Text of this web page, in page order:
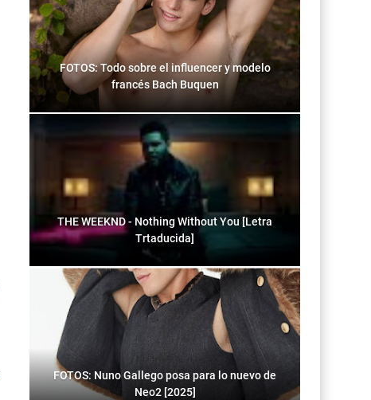
FOTOS: Todo sobre el influencer y modelo
francés Bach Buquen
THE WEEKND - Nothing Without You [Letra
Trtaducida]
FOTOS: Nuno Gallego posa para lo nuevo de
Neo2 [2025]